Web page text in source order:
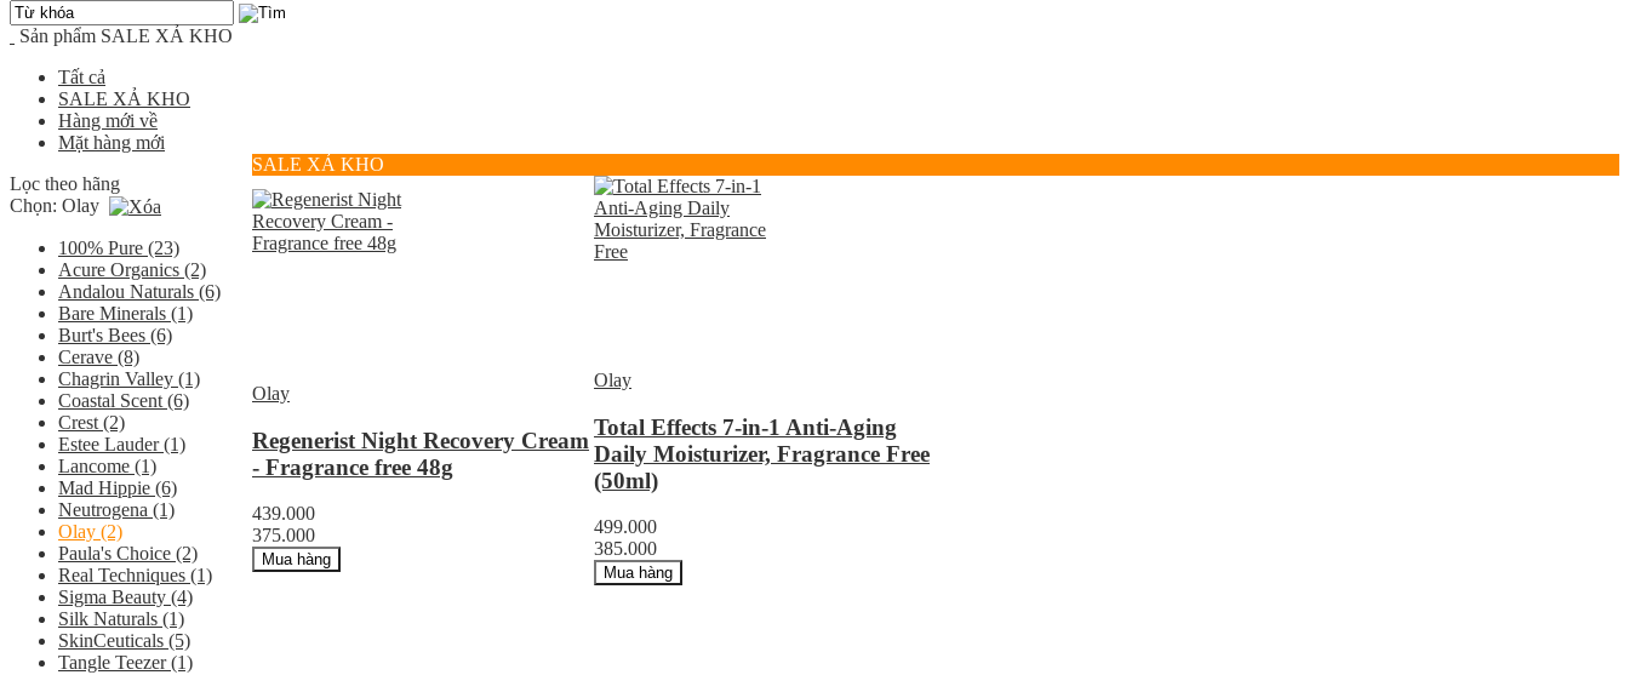
Sản phẩm SALE XẢ KHO
Tất cả
SALE XẢ KHO
Hàng mới về
Mặt hàng mới
Lọc theo hãng
Chọn: Olay
100% Pure (23)
Acure Organics (2)
Andalou Naturals (6)
Bare Minerals (1)
Burt's Bees (6)
Cerave (8)
Chagrin Valley (1)
Coastal Scent (6)
Crest (2)
Estee Lauder(1)
Lancome (1)
Mad Hippie (6)
Neutrogena (1)
Olay (2)
Paula's Choice (2)
Real Techniques (1)
Sigma Beauty (4)
Silk Naturals (1)
SkinCeuticals (5)
Tangle Teezer(1)
SALE XẢ KHO
Olay
Regenerist Night Recovery Cream
- Fragrance free 48g
439.000
375.000
Mua hàng
Olay
Total Effects 7-in-1 Anti-Aging
Daily Moisturizer, Fragrance Free
(50ml)
499.000
385.000
Mua hàng